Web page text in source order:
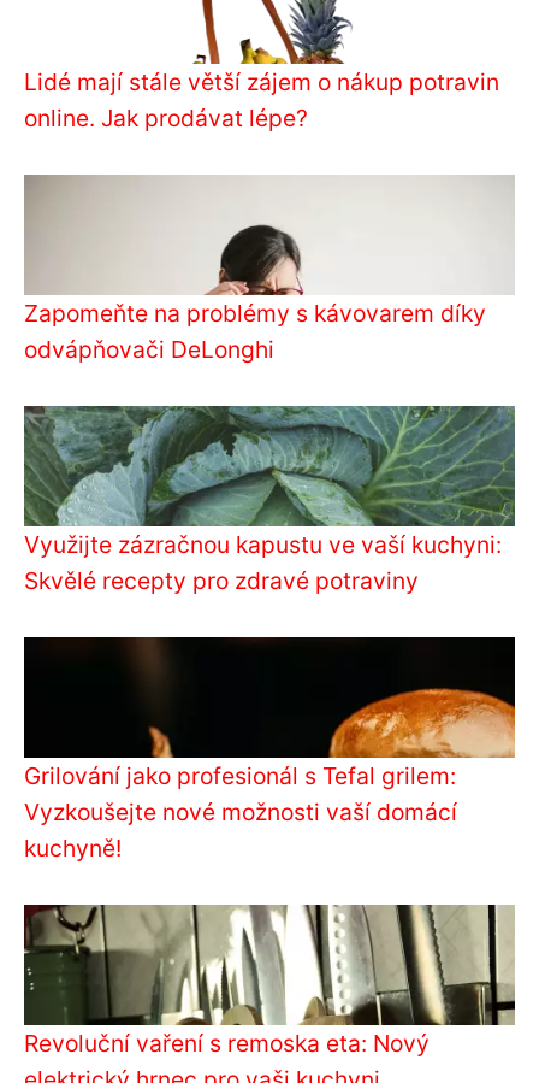
Lidé mají stále větší zájem o nákup potravin
online. Jak prodávat lépe?
Zapomeňte na problémy s kávovarem díky
odvápňovači DeLonghi
Využijte zázračnou kapustu ve vaší kuchyni:
Skvělé recepty pro zdravé potraviny
Grilování jako profesionál s Tefal grilem:
Vyzkoušejte nové možnosti vaší domácí
kuchyně!
Revoluční vaření s remoska eta: Nový